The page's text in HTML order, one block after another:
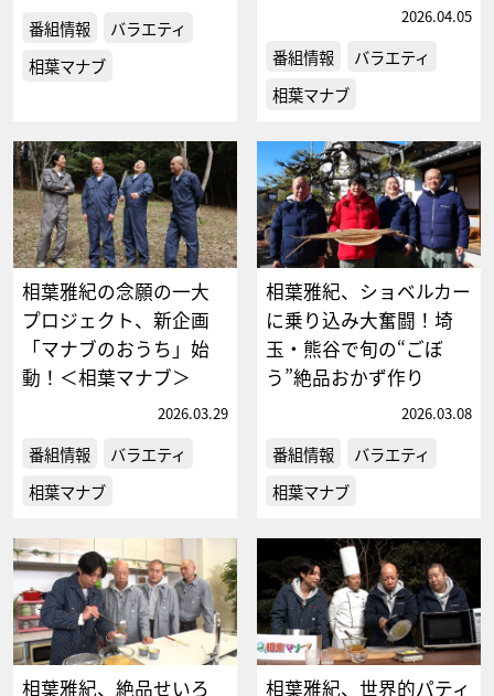
番組情報
バラエティ
相葉マナブ
2026.04.05
番組情報
バラエティ
相葉マナブ
相葉雅紀の念願の一大
プロジェクト、新企画
「マナブのおうち」始
動！＜相葉マナブ＞
2026.03.29
番組情報
バラエティ
相葉マナブ
相葉雅紀、ショベルカー
に乗り込み大奮闘！埼
玉・熊谷で旬の“ごぼ
う”絶品おかず作り
2026.03.08
番組情報
バラエティ
相葉マナブ
相葉雅紀、絶品せいろ
相葉雅紀、世界的パティ